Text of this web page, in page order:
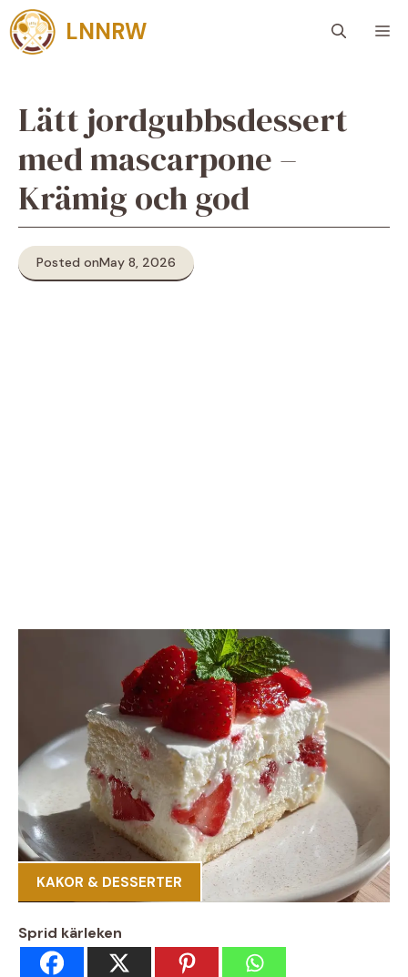
Skip
to
content
LNNRW
Lätt jordgubbsdessert
med mascarpone –
Krämig och god
Posted onMay 8, 2026
KAKOR & DESSERTER
Sprid kärleken